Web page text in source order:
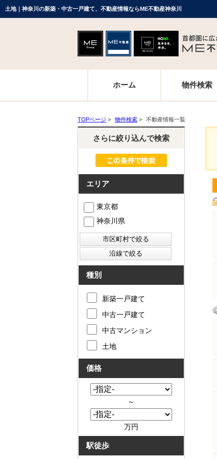
土地｜神奈川の新築・中古一戸建て、不動産情報ならME不動産神奈川
ホーム 物件検索
TOPページ > 物件検索 > 不動産情報一覧
さらに絞り込んで検索
エリア
東京都
神奈川県
種別
新築一戸建て
中古一戸建て
中古マンション
土地
価格
～
万円
駅徒歩